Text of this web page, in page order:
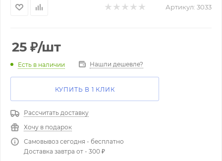
Артикул: 3033
25 ₽/шт
Есть в наличии Нашли дешевле?
КУПИТЬ В 1 КЛИК
Рассчитать доставку
Хочу в подарок
Самовывоз сегодня - бесплатно
Доставка завтра от - 300 ₽